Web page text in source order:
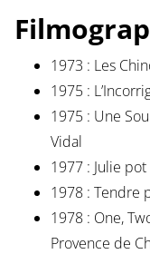
1973 : Les
1975 :
1975 : Une
Vidal
1977 : Julie
1978 : Tendre
1978 : One,
Provence de